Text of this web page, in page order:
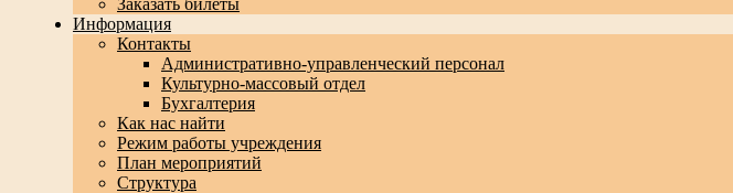
Заказать билеты
Информация
Контакты
Административно-управленческий персонал
Культурно-массовый отдел
Бухгалтерия
Как нас найти
Режим работы учреждения
План мероприятий
Структура